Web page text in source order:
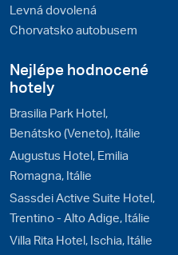
Levná dovolená
Chorvatsko autobusem
Nejlépe hodnocené
hotely
Brasilia Park Hotel,
Benátsko (Veneto), Itálie
Augustus Hotel, Emilia
Romagna, Itálie
Sassdei Active Suite Hotel,
Trentino - Alto Adige, Itálie
Villa Rita Hotel, Ischia, Itálie